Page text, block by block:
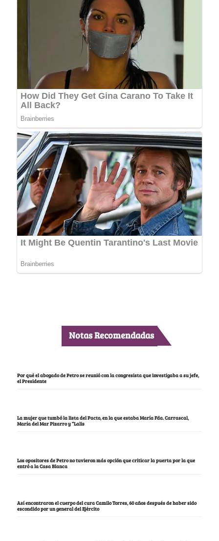
Notas Recomendadas
Por qué el abogado de Petro se reunió con la congresista que investigaba a su jefe,
el Presidente
La mujer que tumbó la lista del Pacto, en la que estaba María Fda. Carrascal,
María del Mar Pizarro y “Lalis
Los opositores de Petro no tuvieron más opción que criticar la puerta por la que
entró a la Casa Blanca
Así encontraron el cuerpo del cura Camilo Torres, 60 años después de haber sido
escondido por un general del Ejército